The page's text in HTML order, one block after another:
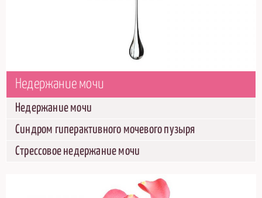
Недержание мочи
Недержание мочи
Синдром гиперактивного мочевого пузыря
Cтрессовое недержание мочи